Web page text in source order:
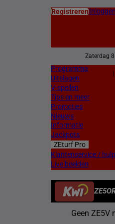
RegistrerenInloggen
Zaterdag
Programma
Uitslagen
V-spellen
Tips en meer
Promoties
Nieuws
Informatie
Jackpots
ZEturf Pro
Klantenservice / hulp
Live beelden
Geen ZE5V